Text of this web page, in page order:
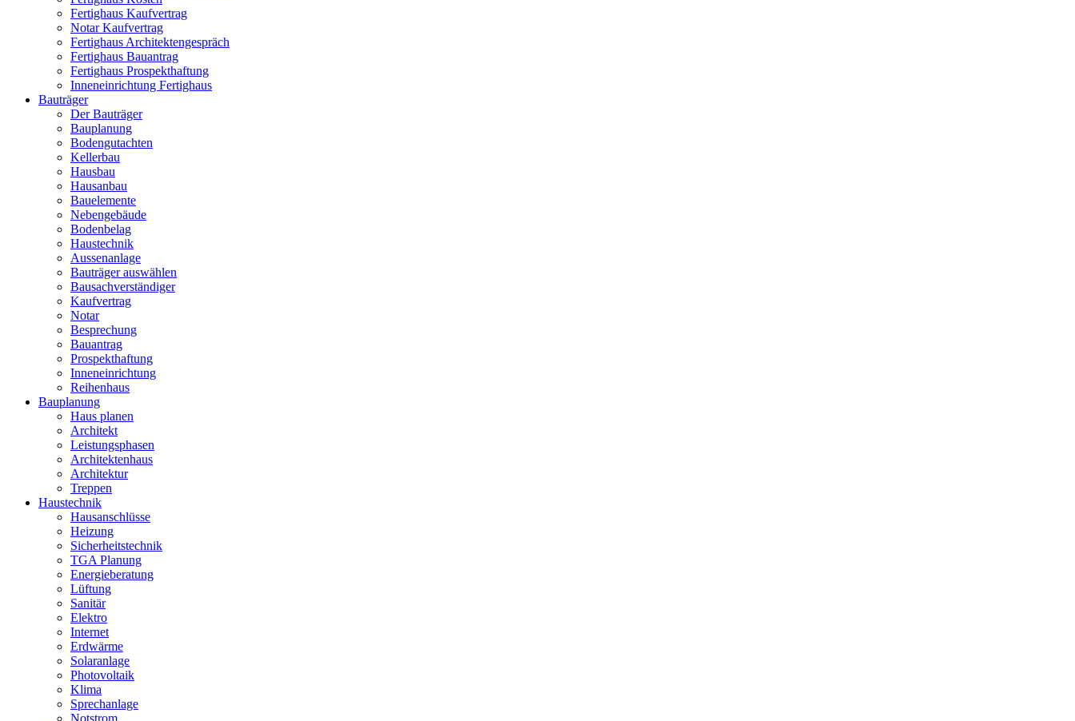
Fertighaus Kaufvertrag
Notar Kaufvertrag
Fertighaus Architektengespräch
Fertighaus Bauantrag
Fertighaus Prospekthaftung
Inneneinrichtung Fertighaus
Bauträger
Der Bauträger
Bauplanung
Bodengutachten
Kellerbau
Hausbau
Hausanbau
Bauelemente
Nebengebäude
Bodenbelag
Haustechnik
Aussenanlage
Bauträger auswählen
Bausachverständiger
Kaufvertrag
Notar
Besprechung
Bauantrag
Prospekthaftung
Inneneinrichtung
Reihenhaus
Bauplanung
Haus planen
Architekt
Leistungsphasen
Architektenhaus
Architektur
Treppen
Haustechnik
Hausanschlüsse
Heizung
Sicherheitstechnik
TGA Planung
Energieberatung
Lüftung
Sanitär
Elektro
Internet
Erdwärme
Solaranlage
Photovoltaik
Klima
Sprechanlage
Notstrom